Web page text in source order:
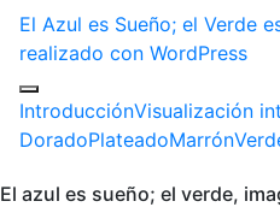
El Azul es Sueño; el Verde
realizado con WordPress
IntroducciónVisualización
DoradoPlateadoMarrón
El azul es sueño; el verde,